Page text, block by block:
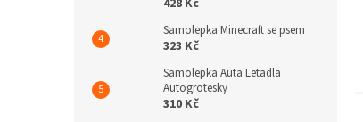
428 Kč
Samolepka Minecraft se psem
323 Kč
Samolepka Auta Letadla
Autogrotesky
310 Kč